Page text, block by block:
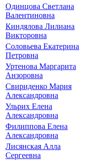
Одинцова Светлана
Валентиновна
Киндялова Лилиана
Викторовна
Соловьева Екатерина
Петровна
Уртенова Маргарита
Анзоровна
Свириденко Мария
Александровна
Ульрих Елена
Александровна
Филиппова Елена
Александровна
Лисянская Алла
Сергеевна